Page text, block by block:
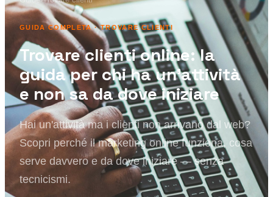
GUIDA COMPLETA ·TROVARE CLIENTI
Trovare clienti online: la
guida per chi ha un'attività
e non sa da dove iniziare
Hai un'attività ma i clienti non arrivano dal web?
Scopri perché il marketing online funziona, cosa
serve davvero e da dove iniziare — senza
tecnicismi.